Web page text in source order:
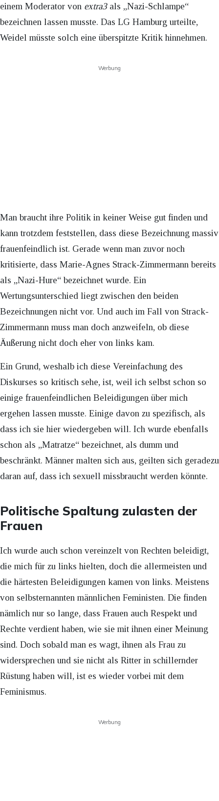
einem Moderator von extra3als „Nazi-Schlampe“
bezeichnen lassen musste. Das LG Hamburg urteilte,
Weidel müsste solch eine überspitzte Kritik hinnehmen.
Werbung
Man braucht ihre Politik in keiner Weise gut finden und
kann trotzdem feststellen, dass diese Bezeichnung massiv
frauenfeindlich ist. Gerade wenn man zuvor noch
kritisierte, dass Marie-Agnes Strack-Zimmermann bereits
als „Nazi-Hure“ bezeichnet wurde. Ein
Wertungsunterschied liegt zwischen den beiden
Bezeichnungen nicht vor. Und auch im Fall von Strack-
Zimmermann muss man doch anzweifeln, ob diese
Äußerung nicht doch eher von links kam.
Ein Grund, weshalb ich diese Vereinfachung des
Diskurses so kritisch sehe, ist, weil ich selbst schon so
einige frauenfeindlichen Beleidigungen über mich
ergehen lassen musste. Einige davon zu spezifisch, als
dass ich sie hier wiedergeben will. Ich wurde ebenfalls
schon als „Matratze“ bezeichnet, als dumm und
beschränkt. Männer malten sich aus, geilten sich geradezu
daran auf, dass ich sexuell missbraucht werden könnte.
Politische Spaltung zulasten der
Frauen
Ich wurde auch schon vereinzelt von Rechten beleidigt,
die mich für zu links hielten, doch die allermeisten und
die härtesten Beleidigungen kamen von links. Meistens
von selbsternannten männlichen Feministen. Die finden
nämlich nur so lange, dass Frauen auch Respekt und
Rechte verdient haben, wie sie mit ihnen einer Meinung
sind. Doch sobald man es wagt, ihnen als Frau zu
widersprechen und sie nicht als Ritter in schillernder
Rüstung haben will, ist es wieder vorbei mit dem
Feminismus.
Werbung